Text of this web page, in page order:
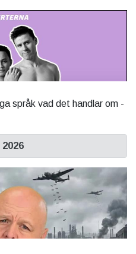
språk vad det handlar om -
2026